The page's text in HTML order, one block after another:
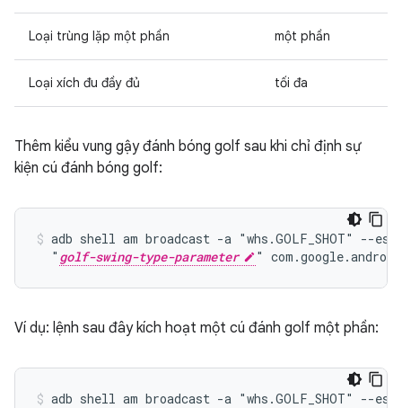
Loại trùng lặp một phần một phần
Loại xích đu đầy đủ tối đa
Thêm kiểu vung gậy đánh bóng golf sau khi chỉ định sự
kiện cú đánh bóng golf:
adb shell am broadcast -a "whs.GOLF_SHOT" --es
  "
golf-swing-type-parameter
Ví dụ: lệnh sau đây kích hoạt một cú đánh golf một phần:
adb shell am broadcast -a "whs.GOLF_SHOT" --